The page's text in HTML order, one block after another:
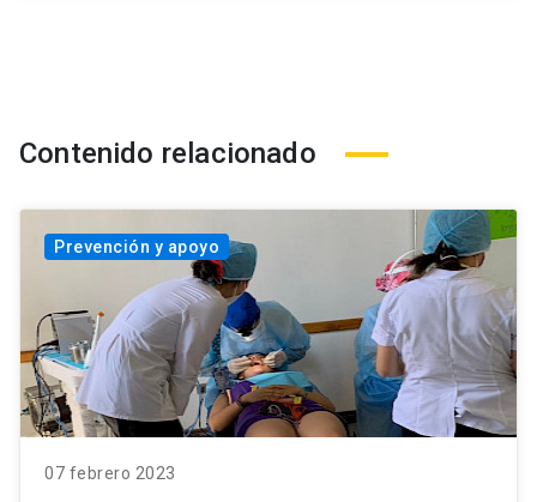
Contenido relacionado
Prevención y apoyo
07 febrero 2023